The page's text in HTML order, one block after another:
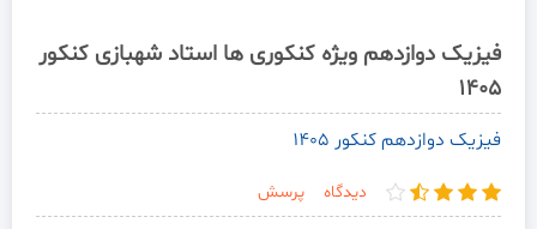
فیزیک دوازدهم ویژه کنکوری ها استاد شهبازی کنکور
1405
فیزیک دوازدهم کنکور 1405
دیدگاه پرسش